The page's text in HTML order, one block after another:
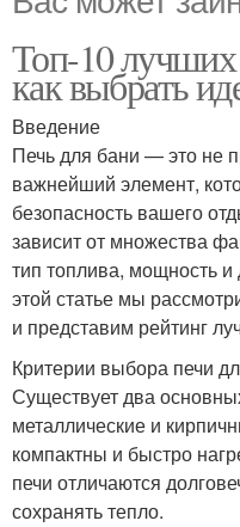
Топ-10 лучших
как выбрать
Введение
Печь для бани — это не
важнейший элемент,
безопасность вашего
зависит от множества
тип топлива, мощность
этой статье мы
и представим рейтинг
Критерии выбора печи
Существует два
металлические и
компактны и быстро
печи отличаются
сохранять тепло.